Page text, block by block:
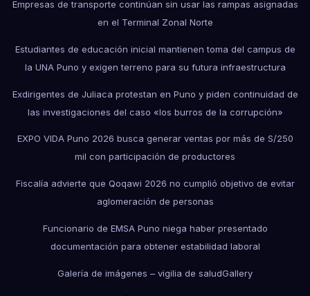
Empresas de transporte continúan sin usar las rampas asignadas
en el Terminal Zonal Norte
Estudiantes de educación inicial mantienen toma del campus de
la UNA Puno y exigen terreno para su futura infraestructura
Exdirigentes de Juliaca protestan en Puno y piden continuidad de
las investigaciones del caso «los burros de la corrupción»
EXPO VIDA Puno 2026 busca generar ventas por más de S/250
mil con participación de productores
Fiscalía advierte que Qoqawi 2026 no cumplió objetivo de evitar
aglomeración de personas
Funcionario de EMSA Puno niega haber presentado
documentación para obtener estabilidad laboral
Galería de imágenes – vigilia de saludGallery